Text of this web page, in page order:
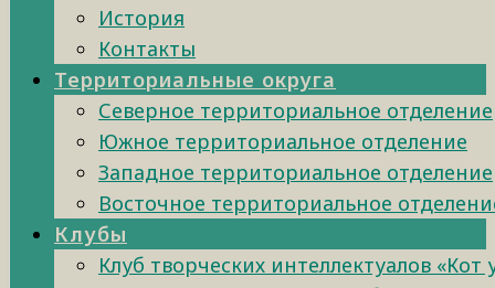
История
Контакты
Территориальные округа
Северное территориальное отделение
Южное территориальное отделение
Западное территориальное отделение
Восточное территориальное
Клубы
Клуб творческих интеллектуалов «Кот